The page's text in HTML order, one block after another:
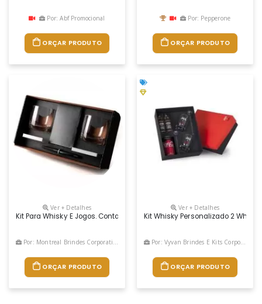
Por: Abf Promocional
ORÇAR PRODUTO
Por: Pepperone
ORÇAR PRODUTO
Ver + Detalhes
Kit Para Whisky E Jogos. Conta Com Dois Copos Para Whisky,
Por: Montreal Brindes Corporativos
ORÇAR PRODUTO
Ver + Detalhes
Kit Whisky Personalizado 2
Por: Vyvan Brindes E Kits Corporativos
ORÇAR PRODUTO